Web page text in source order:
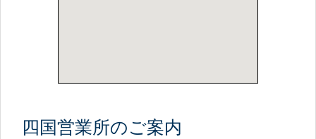
四国営業所のご案内